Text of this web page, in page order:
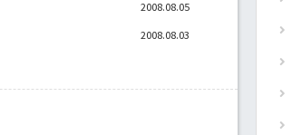
2008.08.05
2008.08.03